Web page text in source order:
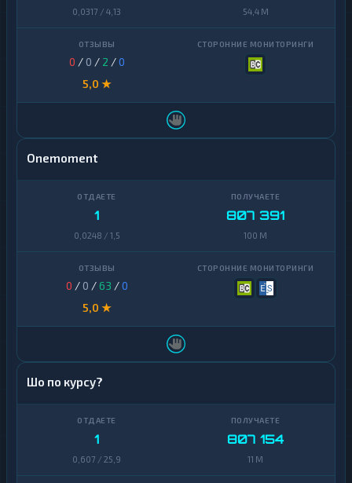
0,0317 / 4,13 54,4 M
0 / 0 / 2 /0
5,0 ★
Onemoment
1
0,0248 / 1,5
807 391
100 M
0 / 0 /63 /0
5,0 ★
Шо по курсу?
1
0,607 / 25,9
807 154
11 M